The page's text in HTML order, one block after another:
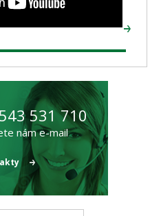
531 710
nám e-mail